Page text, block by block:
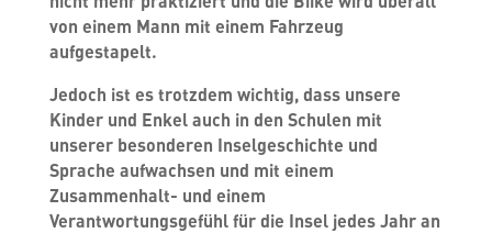
von einem Mann mit einem Fahrzeug
aufgestapelt.
Jedoch ist es trotzdem wichtig, dass unsere
Kinder und Enkel auch in den Schulen mit
unserer besonderen Inselgeschichte und
Sprache aufwachsen und mit einem
Zusammenhalt- und einem
Verantwortungsgefühl für die Insel jedes Jahr an